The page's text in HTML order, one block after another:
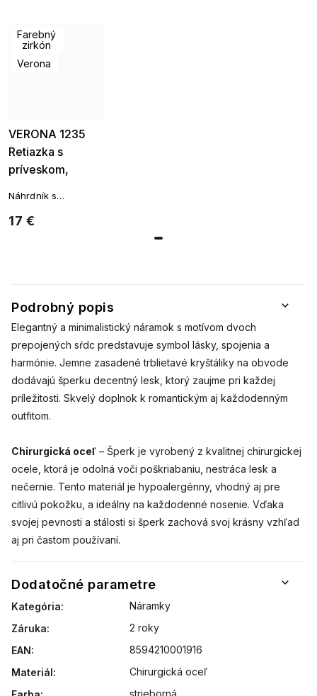
Podrobný popis
Elegantný a minimalistický náramok s motívom dvoch
prepojených sŕdc predstavuje symbol lásky, spojenia a
harmónie. Jemne zasadené trblietavé kryštáliky na obvode
dodávajú šperku decentný lesk, ktorý zaujme pri každej
príležitosti. Skvelý doplnok k romantickým aj každodenným
outfitom.
Chirurgická oceľ – Šperk je vyrobený z kvalitnej chirurgickej
ocele, ktorá je odolná voči poškriabaniu, nestráca lesk a
nečernie. Tento materiál je hypoalergénny, vhodný aj pre
citlivú pokožku, a ideálny na každodenné nosenie. Vďaka
svojej pevnosti a stálosti si šperk zachová svoj krásny vzhľad
aj pri častom používaní.
Dodatočné parametre
Kategória:
Náramky
Záruka:
2 roky
EAN:
8594210001916
Materiál:
Chirurgická oceľ
Farebný
zirkón
Verona
VERONA 1235
Retiazka s
príveskom,
17 €
Náhrdník s